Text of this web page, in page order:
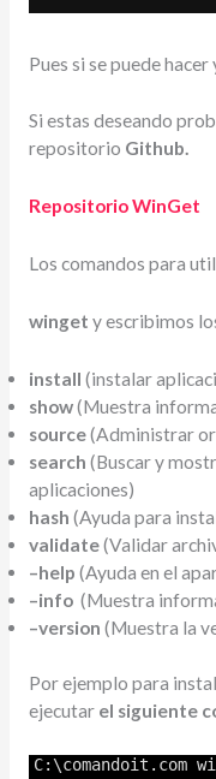
Pues si se puede hacer
Si estas deseando
repositorio Github.
Repositorio WinGet
Los comandos para
winget y escribimos
install (instalar
show(Muestra
source(Administrar
search (Buscar y
aplicaciones)
hash (Ayuda para
validate(Validar
–help (Ayuda en el
–info(Muestra
–version (Muestra la
Por ejemplo para
ejecutar el siguiente
C: \comandoit . com